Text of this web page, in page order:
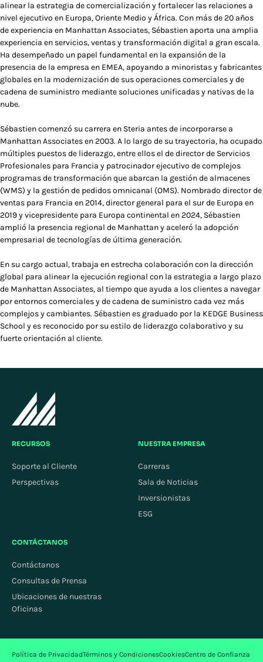
alinear la estrategia de comercialización y fortalecer las relaciones a
nivel ejecutivo en Europa, Oriente Medio y África. Con más de 20 años
de experiencia en Manhattan Associates, Sébastien aporta una amplia
experiencia en servicios, ventas y transformación digital a gran escala.
Ha desempeñado un papel fundamental en la expansión de la
presencia de la empresa en EMEA, apoyando a minoristas y fabricantes
globales en la modernización de sus operaciones comerciales y de
cadena de suministro mediante soluciones unificadas y nativas de la
nube.
Sébastien comenzó su carrera en Steria antes de incorporarse a
Manhattan Associates en 2003. A lo largo de su trayectoria, ha ocupado
múltiples puestos de liderazgo, entre ellos el de director de Servicios
Profesionales para Francia y patrocinador ejecutivo de complejos
programas de transformación que abarcan la gestión de almacenes
(WMS) y la gestión de pedidos omnicanal (OMS). Nombrado director de
ventas para Francia en 2014, director general para el sur de Europa en
2019 y vicepresidente para Europa continental en 2024, Sébastien
amplió la presencia regional de Manhattan y aceleró la adopción
empresarial de tecnologías de última generación.
En su cargo actual, trabaja en estrecha colaboración con la dirección
global para alinear la ejecución regional con la estrategia a largo plazo
de Manhattan Associates, al tiempo que ayuda a los clientes a navegar
por entornos comerciales y de cadena de suministro cada vez más
complejos y cambiantes. Sébastien es graduado por la KEDGE Business
School y es reconocido por su estilo de liderazgo colaborativo y su
fuerte orientación al cliente.
RECURSOS
Soporte al Cliente
Perspectivas
NUESTRA EMPRESA
Carreras
Sala de Noticias
Inversionistas
ESG
CONTÁCTANOS
Contáctanos
Consultas de Prensa
Ubicaciones de nuestras
Oficinas
Política de PrivacidadTérminos y CondicionesCookiesCentro de Confianza